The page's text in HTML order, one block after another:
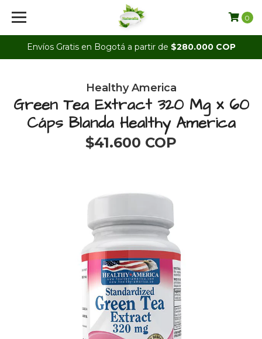
Envíos Gratis en Bogotá a partir de $280.000 COP
0
Healthy America
Green Tea Extract 320 Mg x 60
Cáps Blanda Healthy America
$41.600 COP